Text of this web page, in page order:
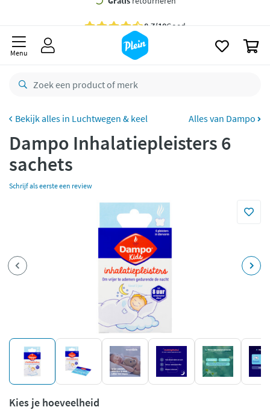
Bestelling uiterlijkdinsdag
retourneren
CO2 neutraal
Betaal met Klarna
Menu
Luchtwegen & keel Alles van Dampo
Dampo Inhalatiepleisters 6
sachets
Schrijf als eerste een review
Kies je hoeveelheid